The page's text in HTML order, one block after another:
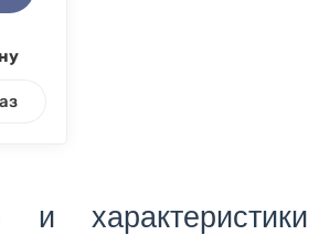
и характеристики